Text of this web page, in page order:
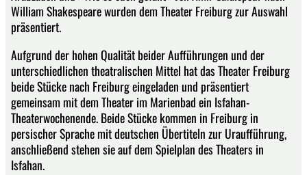
William Shakespeare wurden dem Theater Freiburg zur Auswahl
präsentiert.
Aufgrund der hohen Qualität beider Aufführungen und der
unterschiedlichen theatralischen Mittel hat das Theater Freiburg
beide Stücke nach Freiburg eingeladen und präsentiert
gemeinsam mit dem Theater im Marienbad ein Isfahan-
Theaterwochenende. Beide Stücke kommen in Freiburg in
persischer Sprache mit deutschen Übertiteln zur Uraufführung,
anschließend stehen sie auf dem Spielplan des Theaters in
Isfahan.